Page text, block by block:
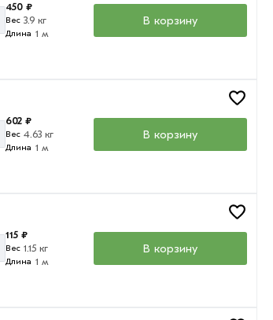
450 ₽
Вес 3.9 кг
Длина 1 м
В корзину
602 ₽
Вес 4.63 кг
Длина 1 м
В корзину
115 ₽
Вес 1.15 кг
Длина 1 м
В корзину